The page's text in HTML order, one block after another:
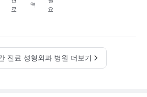
료
역
요
진료 성형외과 병원 더보기